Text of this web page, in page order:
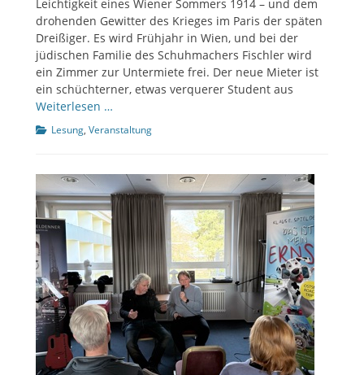
Leichtigkeit eines Wiener Sommers 1914 – und dem
drohenden Gewitter des Krieges im Paris der späten
Dreißiger. Es wird Frühjahr in Wien, und bei der
jüdischen Familie des Schuhmachers Fischler wird
ein Zimmer zur Untermiete frei. Der neue Mieter ist
ein schüchterner, etwas verquerer Student aus
Weiterlesen …
Kategorien
Lesung, Veranstaltung